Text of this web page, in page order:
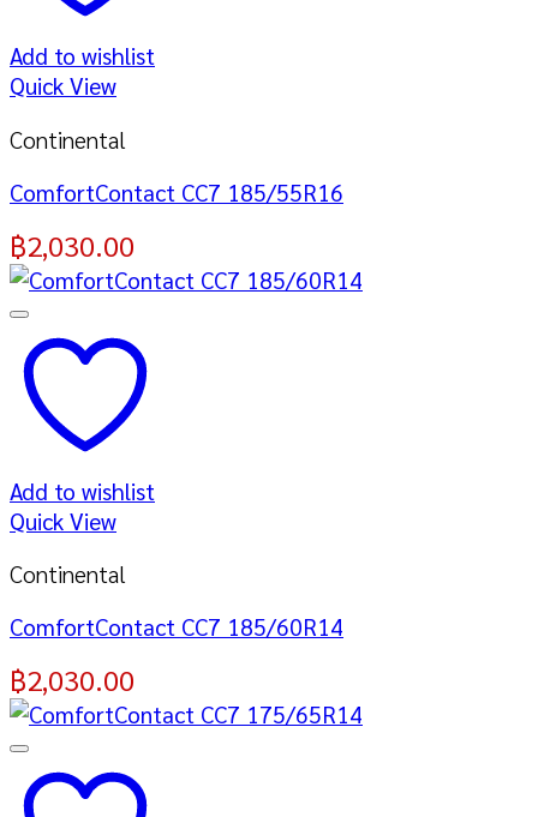
Add to wishlist
Quick View
Continental
ComfortContact CC7 185/55R16
฿2,030.00
Add to wishlist
Quick View
Continental
ComfortContact CC7 185/60R14
฿2,030.00